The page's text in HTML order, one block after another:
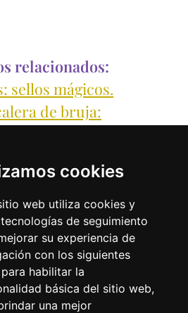
cookies
web utiliza cookies y
de seguimiento
su experiencia de
con los siguientes
para habilitar la
básica del sitio web,
una mejor
relacionados:
sellos mágicos.
de bruja:
Wicca y las
rituales.
y Magia.